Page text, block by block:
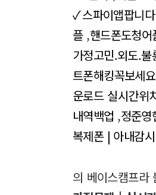
✓스파이앱팝니다
플,핸드폰도청
가정고민.외도.
트폰해킹꼭보세요
운로드 실시간위
내역백업 ,정준
복제폰 | 아내감시
의 베이스캠프라